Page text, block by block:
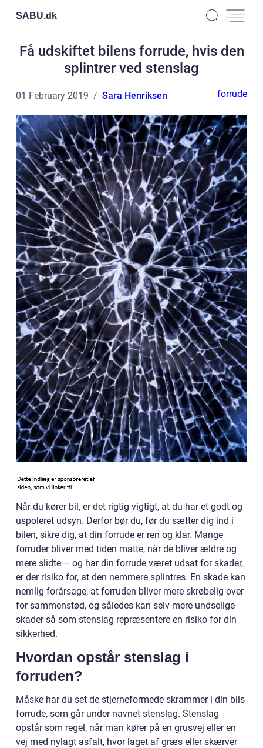
SABU.dk
Få udskiftet bilens forrude, hvis den
splintrer ved stenslag
01 February 2019 Sara Henriksen forrude
Når du kører bil, er det rigtig vigtigt, at du har et godt og
uspoleret udsyn. Derfor bør du, før du sætter dig ind i
bilen, sikre dig, at din forrude er ren og klar. Mange
forruder bliver med tiden matte, når de bliver ældre og
mere slidte – og har din forrude været udsat for skader,
er der risiko for, at den nemmere splintres. En skade kan
nemlig forårsage, at forruden bliver mere skrøbelig over
for sammenstød, og således kan selv mere undselige
skader så som stenslag repræsentere en risiko for din
sikkerhed.
Hvordan opstår stenslag i
forruden?
Måske har du set de stjerneformede skrammer i din bils
forrude, som går under navnet stenslag. Stenslag
opstår som regel, når man kører på en grusvej eller en
vej med nylagt asfalt, hvor laget af græs eller skærver